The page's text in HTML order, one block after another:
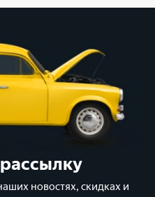
новостях, скидках и